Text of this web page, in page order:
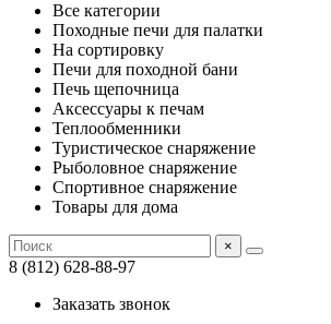
Все категории
Походные печи для палатки
На сортировку
Печи для походной бани
Печь щепочница
Аксессуары к печам
Теплообменники
Туристическое снаряжение
Рыболовное снаряжение
Спортивное снаряжение
Товары для дома
×
8 (812) 628-88-97
Заказать звонок